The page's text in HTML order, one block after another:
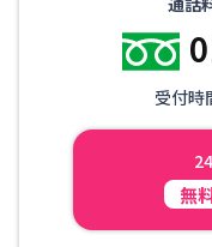
受付
無